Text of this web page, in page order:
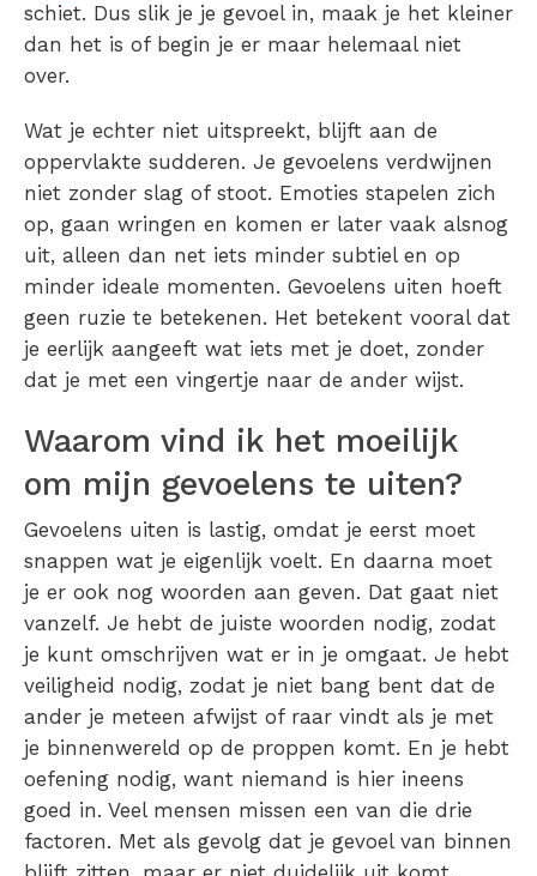
schiet. Dus slik je je gevoel in, maak je het kleiner
dan het is of begin je er maar helemaal niet
over.
Wat je echter niet uitspreekt, blijft aan de
oppervlakte sudderen. Je gevoelens verdwijnen
niet zonder slag of stoot. Emoties stapelen zich
op, gaan wringen en komen er later vaak alsnog
uit, alleen dan net iets minder subtiel en op
minder ideale momenten. Gevoelens uiten hoeft
geen ruzie te betekenen. Het betekent vooral dat
je eerlijk aangeeft wat iets met je doet, zonder
dat je met een vingertje naar de ander wijst.
Waarom vind ik het moeilijk
om mijn gevoelens te uiten?
Gevoelens uiten is lastig, omdat je eerst moet
snappen wat je eigenlijk voelt. En daarna moet
je er ook nog woorden aan geven. Dat gaat niet
vanzelf. Je hebt de juiste woorden nodig, zodat
je kunt omschrijven wat er in je omgaat. Je hebt
veiligheid nodig, zodat je niet bang bent dat de
ander je meteen afwijst of raar vindt als je met
je binnenwereld op de proppen komt. En je hebt
oefening nodig, want niemand is hier ineens
goed in. Veel mensen missen een van die drie
factoren. Met als gevolg dat je gevoel van binnen